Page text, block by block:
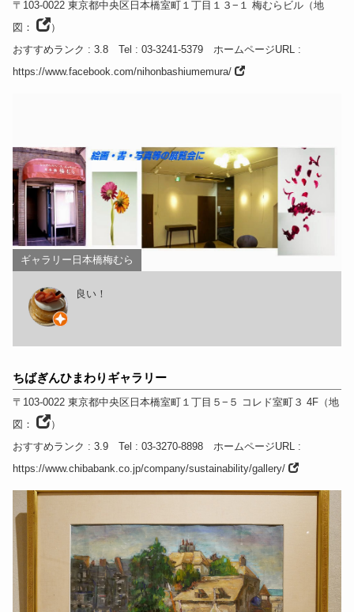
〒103-0022 東京都中央区日本橋室町１丁目１３−１ 梅むらビル（地
図：
）
おすすめランク : 3.8 Tel : 03-3241-5379 ホームページURL
:
https://www.facebook.com/nihonbashiumemura/
ギャラリー日本橋梅むら
良い！
ちばぎんひまわりギャラリー
〒103-0022 東京都中央区日本橋室町１丁目５−５ コレド室町３ 4F（地
図：
）
おすすめランク : 3.9 Tel : 03-3270-8898 ホームページURL :
https://www.chibabank.co.jp/company/sustainability/gallery/